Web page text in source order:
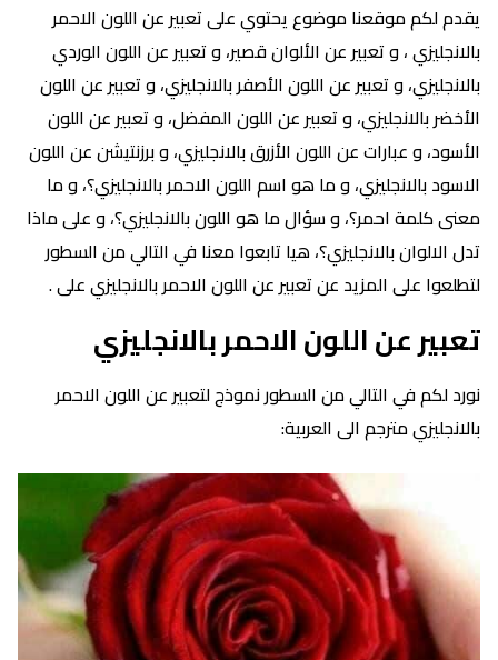
يقدم لكم موقعنا موضوع يحتوي على تعبير عن اللون الاحمر
بالانجليزي ، و تعبير عن الألوان قصير، و تعبير عن اللون الوردي
بالانجليزي، و تعبير عن اللون الأصفر بالانجليزي، و تعبير عن اللون
الأخضر بالانجليزي، و تعبير عن اللون المفضل، و تعبير عن اللون
الأسود، و عبارات عن اللون الأزرق بالانجليزي، و برزنتيشن عن اللون
الاسود بالانجليزي، و ما هو اسم اللون الاحمر بالانجليزي؟، و ما
معنى كلمة احمر؟، و سؤال ما هو اللون بالانجليزي؟، و على ماذا
تدل الالوان بالانجليزي؟، هيا تابعوا معنا في التالي من السطور
لتطلعوا على المزيد عن تعبير عن اللون الاحمر بالانجليزي على .
تعبير عن اللون الاحمر بالانجليزي
نورد لكم في التالي من السطور نموذج لتعبير عن اللون الاحمر
بالانجليزي مترجم الى العربية: